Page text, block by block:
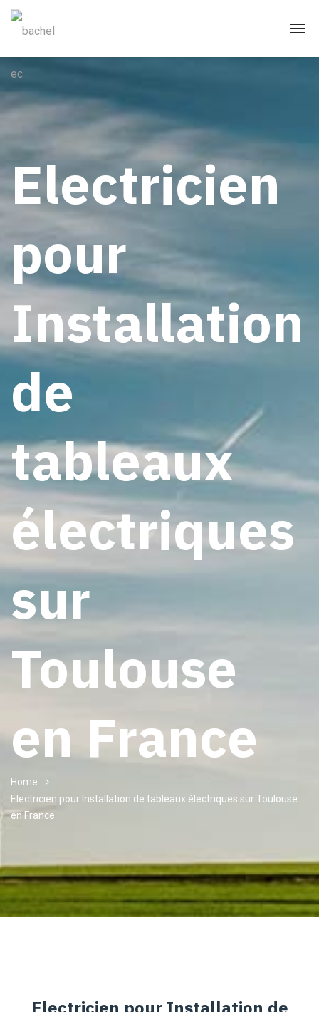
Electricien
pour
Installation
de
tableaux
électriques
sur
Toulouse
en France
Home
Electricien pour Installation de tableaux électriques sur Toulouse
en France